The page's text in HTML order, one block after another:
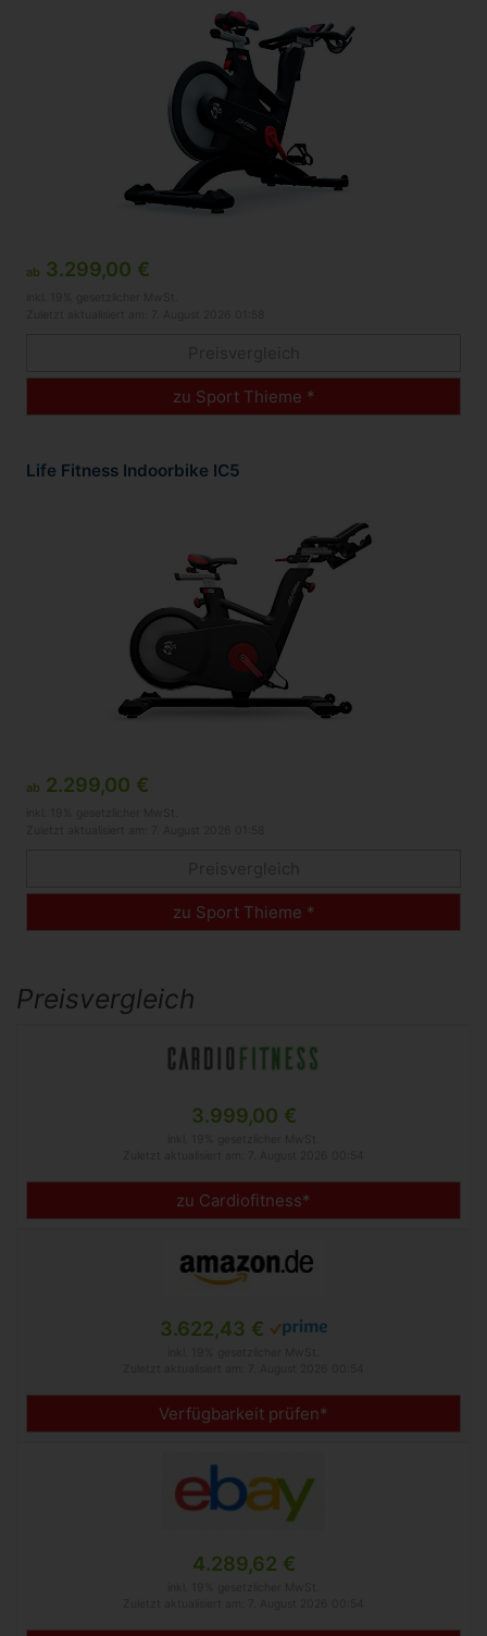
ab 3.299,00 €
zu Sport Thieme *
Life Fitness Indoorbike IC5
ab 2.299,00 €
zu Sport Thieme *
Preisvergleich
3.999,00 €
zu Cardiofitness*
3.622,43 €
Verfügbarkeit prüfen*
4.289,62 €